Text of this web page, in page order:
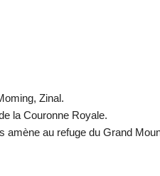
Zinal.
la Couronne Royale.
au refuge du Grand